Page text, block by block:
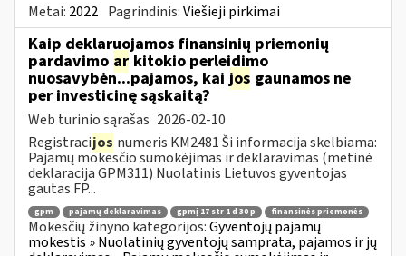
Metai: 2022 Pagrindinis:Viešieji pirkimai
Kaip deklaruojamos finansinių priemonių
pardavimo ar kitokio perleidimo
nuosavybėn...pajamos, kai jos gaunamos ne
per investicinę sąskaitą?
Web turinio sąrašas 2026-02-10
Registracijos numeris KM2481 Ši informacija skelbiama:
Pajamų mokesčio sumokėjimas ir deklaravimas (metinė
deklaracija GPM311) Nuolatinis Lietuvos gyventojas
gautas FP...
gpm pajamų deklaravimas gpmį 17 str 1 d 30 p finansinės priemonės
Mokesčių žinyno kategorijos:Gyventojų pajamų
mokestis » Nuolatinių gyventojų samprata, pajamos ir jų